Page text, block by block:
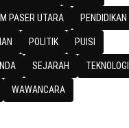
PASER UTARA PENDIDIKAN
POLITIK PUISI
SEJARAH TEKNOLOGI
WAWANCARA